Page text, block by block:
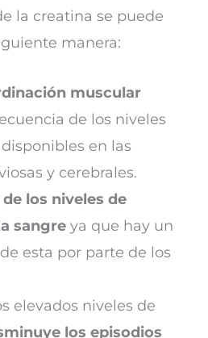
la creatina se puede
manera:
muscular
de los niveles
en las
y cerebrales.
los niveles de
sangre ya que hay un
esta por parte de los
elevados niveles de
los episodios